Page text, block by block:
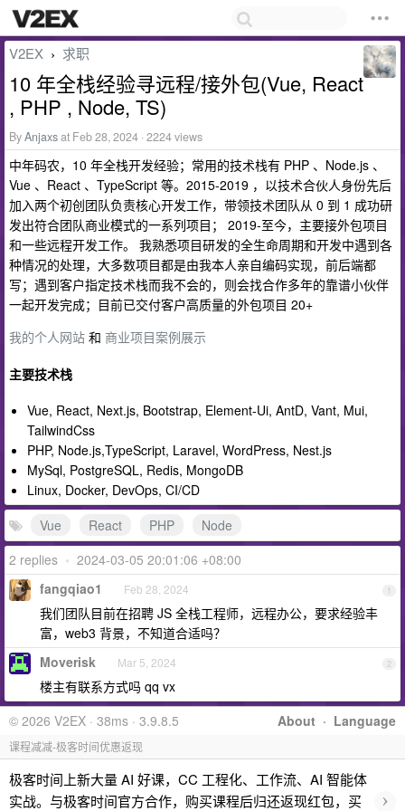
V2EX › 求职
10 年全栈经验寻远程/接外包(Vue, React
, PHP , Node, TS)
ByAnjaxsat Feb 28, 2024 · 2224 views
中年码农，10 年全栈开发经验；常用的技术栈有 PHP 、Node.js 、
Vue 、React 、TypeScript 等。2015-2019 ，以技术合伙人身份先后
加入两个初创团队负责核心开发工作，带领技术团队从 0 到 1 成功研
发出符合团队商业模式的一系列项目； 2019-至今，主要接外包项目
和一些远程开发工作。 我熟悉项目研发的全生命周期和开发中遇到各
种情况的处理，大多数项目都是由我本人亲自编码实现，前后端都
写；遇到客户指定技术栈而我不会的，则会找合作多年的靠谱小伙伴
一起开发完成；目前已交付客户高质量的外包项目 20+
我的个人网站 和 商业项目案例展示
主要技术栈
Vue, React, Next.js, Bootstrap, Element-Ui, AntD, Vant, Mui,
TailwindCss
PHP, Node.js,TypeScript, Laravel, WordPress, Nest.js
MySql, PostgreSQL, Redis, MongoDB
Linux, Docker, DevOps, CI/CD
Vue
React PHP
Node
2 replies • 2024-03-05 20:01:06 +08:00
1
fangqiao1 Feb 28, 2024
我们团队目前在招聘 JS 全栈工程师，远程办公，要求经验丰
富，web3 背景，不知道合适吗？
2
Moverisk Mar 5, 2024
楼主有联系方式吗 qq vx
About · Language
© 2026 V2EX · 38ms · 3.9.8.5
课程减减-极客时间优惠返现
极客时间上新大量 AI 好课，CC 工程化、工作流、AI 智能体
实战。与极客时间官方合作，购买课程后归还返现红包，买
›